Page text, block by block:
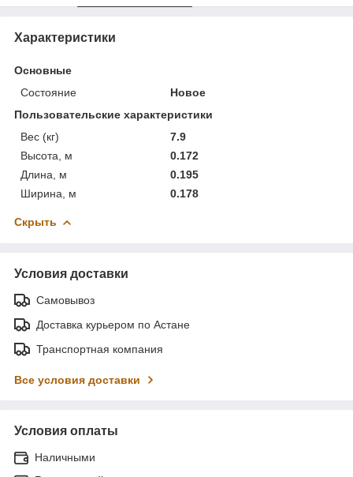
Характеристики
Основные
Состояние
Новое
Пользовательские характеристики
Вес (кг)
7.9
Высота, м
0.172
Длина, м
0.195
Ширина, м
0.178
Скрыть
Условия доставки
Самовывоз
Доставка курьером по Астане
Транспортная компания
Все условия доставки
Условия оплаты
Наличными